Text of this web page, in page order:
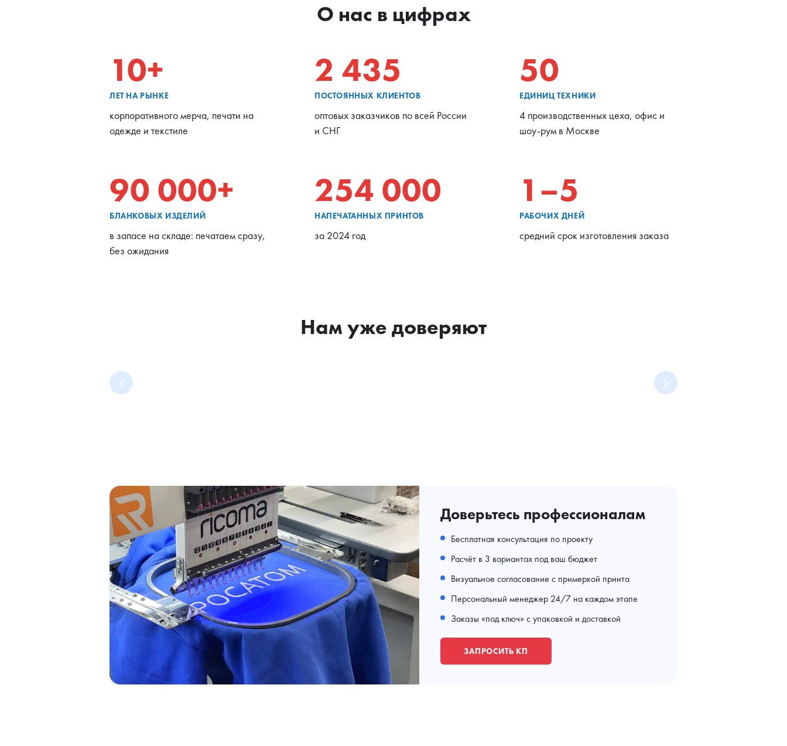
О нас в цифрах
10+
ЛЕТ НА РЫНКЕ
корпоративного мерча, печати на
одежде и текстиле
2 435
ПОСТОЯННЫХ КЛИЕНТОВ
оптовых заказчиков по всей России
и СНГ
50
ЕДИНИЦ ТЕХНИКИ
4 производственных цеха, офис и
шоу-рум в Москве
90 000+
БЛАНКОВЫХ ИЗДЕЛИЙ
в запасе на складе: печатаем сразу,
без ожидания
254 000
НАПЕЧАТАННЫХ ПРИНТОВ
за 2024 год
1–5
РАБОЧИХ ДНЕЙ
средний срок изготовления заказа
Нам уже доверяют
Доверьтесь профессионалам
Бесплатная консультация по проекту
Расчёт в 3 вариантах под ваш бюджет
Визуальное согласование с примеркой принта
Персональный менеджер 24/7 на каждом этапе
Заказы «под ключ» с упаковкой и доставкой
ЗАПРОСИТЬ КП